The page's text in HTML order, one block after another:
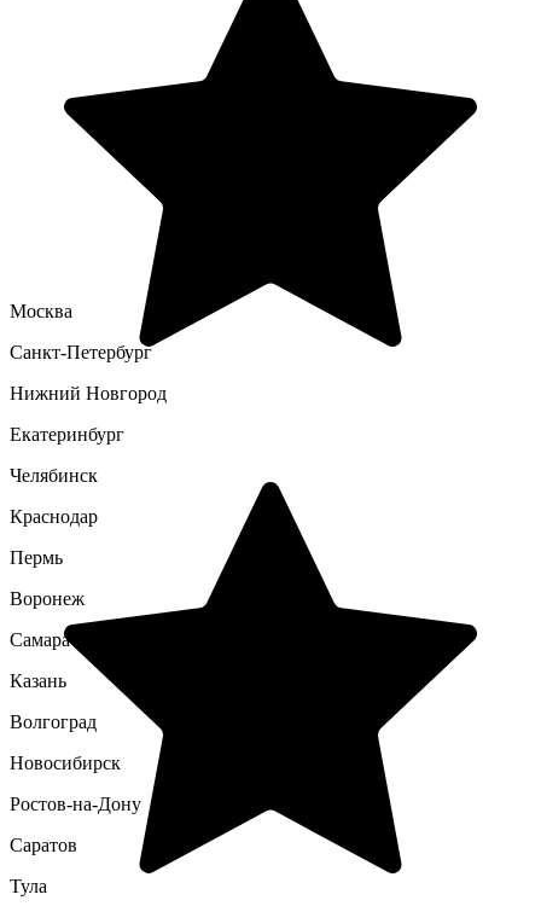
Москва
Санкт-Петербург
Нижний Новгород
Екатеринбург
Челябинск
Краснодар
Пермь
Воронеж
Самара
Казань
Волгоград
Новосибирск
Ростов-на-Дону
Саратов
Тула